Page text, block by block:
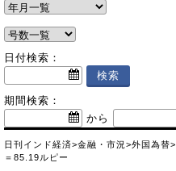
日付検索：
期間検索：
から
日刊インド経済>金融・市況 >外国為替>
＝85.19ルピー